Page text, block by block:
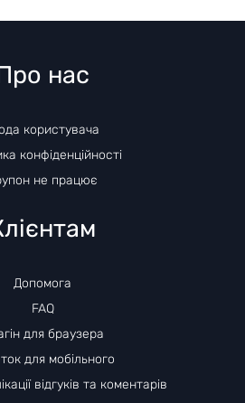
нас
користувача
конфіденційності
не працює
Допомога
FAQ
для браузера
для мобільного
відгуків та коментарів